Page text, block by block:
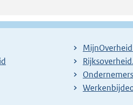
E
x
t
E
x
E